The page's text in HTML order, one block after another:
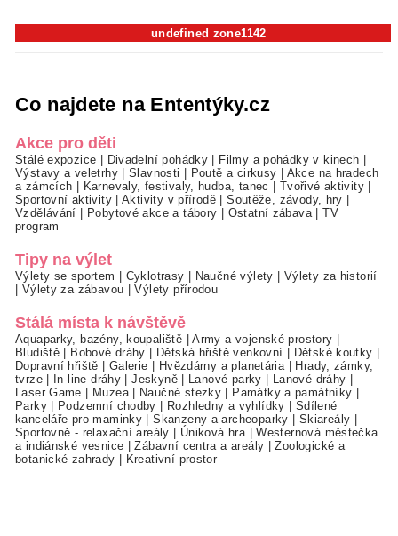
undefined zone1142
Co najdete na Ententýky.cz
Akce pro děti
Stálé expozice Divadelní pohádky Filmy a pohádky v kinech
Výstavy a veletrhy|Slavnosti Poutě a cirkusy
Akce na hradech
a zámcích
Karnevaly, festivaly, hudba, tanec Tvořivé aktivity
Sportovní aktivity|Aktivity v přírodě |Soutěže, závody, hry
Vzdělávání
Pobytové akce a tábory Ostatní zábava|TV
program
Tipy na výlet
Výlety se sportem Cyklotrasy Naučné výlety
Výlety za historií
Výlety za zábavou |Výlety přírodou
Stálá místa k návštěvě
Aquaparky, bazény, koupaliště |Army a vojenské prostory
Bludiště
Bobové dráhy Dětská hřiště venkovní Dětské koutky
Dopravní hřiště
Galerie Hvězdárny a planetária|
Hrady, zámky,
tvrze| In-line dráhy |Jeskyně| Lanové parky Lanové dráhy
Laser Game
Muzea| Naučné stezky Památky a památníky
Parky| Podzemní chodby Rozhledny a vyhlídky
Sdílené
kanceláře pro maminky |Skanzeny a archeoparky Skiareály
Sportovně - relaxační areály
Úniková hra|Westernová městečka
a indiánské vesnice |Zábavní centra a areály |Zoologické a
botanické zahrady
Kreativní prostor